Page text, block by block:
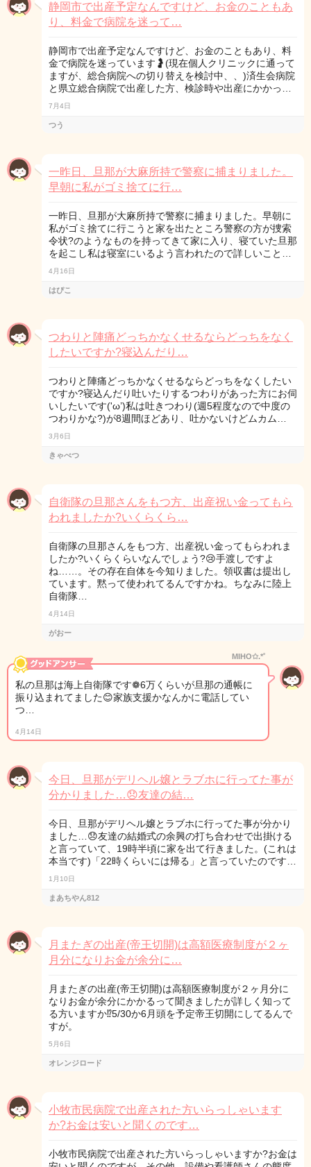
静岡市で出産予定なんですけど、お金のこともあ
り、料金で病院を迷って…
静岡市で出産予定なんですけど、お金のこともあり、料
金で病院を迷っています🤰(現在個人クリニックに通って
ますが、総合病院への切り替えを検討中、、)済生会病院
と県立総合病院で出産した方、検診時や出産にかかっ…
7月4日
つう
一昨日、旦那が大麻所持で警察に捕まりました。
早朝に私がゴミ捨てに行…
一昨日、旦那が大麻所持で警察に捕まりました。早朝に
私がゴミ捨てに行こうと家を出たところ警察の方が捜索
令状?のようなものを持ってきて家に入り、寝ていた旦那
を起こし私は寝室にいるよう言われたので詳しいこと…
4月16日
はぴこ
つわりと陣痛どっちかなくせるならどっちをなく
したいですか?寝込んだり…
つわりと陣痛どっちかなくせるならどっちをなくしたい
ですか?寝込んだり吐いたりするつわりがあった方にお伺
いしたいです('ω’)私は吐きつわり(週5程度なので中度の
つわりかな?)が8週間ほどあり、吐かないけどムカム…
3月6日
きゃべつ
自衛隊の旦那さんをもつ方、出産祝い金ってもら
われましたか?いくらくら…
自衛隊の旦那さんをもつ方、出産祝い金ってもらわれま
したか?いくらくらいなんでしょう?😢手渡しですよ
ね……。その存在自体を今知りました。領収書は提出し
ています。黙って使われてるんですかね。ちなみに陸上
自衛隊…
4月14日
がおー
MIHO✩.*˚
私の旦那は海上自衛隊です❁ 6万くらいが旦那の通帳に
振り込まれてました😊家族支援かなんかに電話してい
つ…
4月14日
今日、旦那がデリヘル嬢とラブホに行ってた事が
分かりました…😞友達の結…
今日、旦那がデリヘル嬢とラブホに行ってた事が分かり
ました…😞友達の結婚式の余興の打ち合わせで出掛ける
と言っていて、19時半頃に家を出て行きました。(これは
本当です)「22時くらいには帰る」と言っていたのです…
1月10日
まあちやん812
月またぎの出産(帝王切開)は高額医療制度が２ヶ
月分になりお金が余分に…
月またぎの出産(帝王切開)は高額医療制度が２ヶ月分に
なりお金が余分にかかるって聞きましたが詳しく知って
る方いますか⁉5/30か6月頭を予定帝王切開にしてるんで
すが。
5月6日
オレンジロード
小牧市民病院で出産された方いらっしゃいます
か?お金は安いと聞くのです…
小牧市民病院で出産された方いらっしゃいますか?お金は